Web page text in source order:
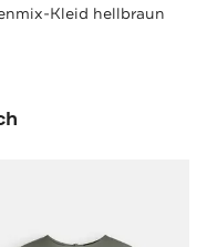
Kleid hellbraun